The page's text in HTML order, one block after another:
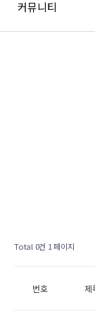
커뮤니티
Total 0건 1 페이지
번호 제